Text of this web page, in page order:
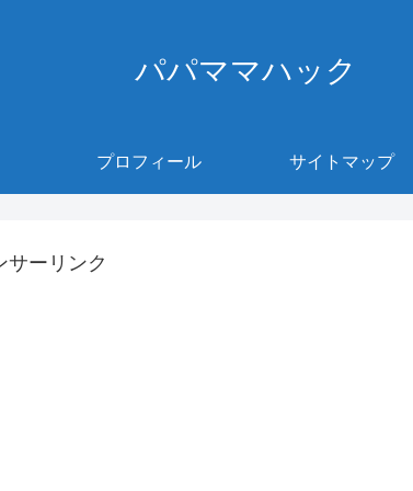
パパママハック
プロフィール サイトマップ
サーリンク